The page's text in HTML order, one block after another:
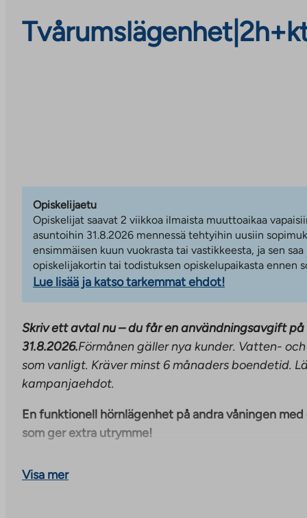
Tvårumslägenhet|
Opiskelijaetu
Opiskelijat saavat 2 viikkoa ilmaista muuttoaikaa
asuntoihin 31.8.2026 mennessä tehtyihin uusiin
ensimmäisen kuun vuokrasta tai vastikkeesta, ja sen
opiskelijakortin tai todistuksen opiskelupaikasta ennen
Lue lisää ja katso tarkemmat ehdot!
Skriv ett avtal nu – du får en användningsavgift
31.8.2026.Förmånen gäller nya kunder. Vatten-
som vanligt. Kräver minst 6 månaders boendetid.
kampanjaehdot.
En funktionell hörnlägenhet på andra våningen
som ger extra utrymme!
hörn. Det rymliga kök-vardagsrummet har gott om
Visa mer